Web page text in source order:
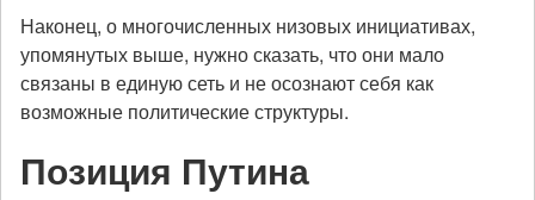
Наконец, о многочисленных низовых инициативах,
упомянутых выше, нужно сказать, что они мало
связаны в единую сеть и не осознают себя как
возможные политические структуры.
Позиция Путина